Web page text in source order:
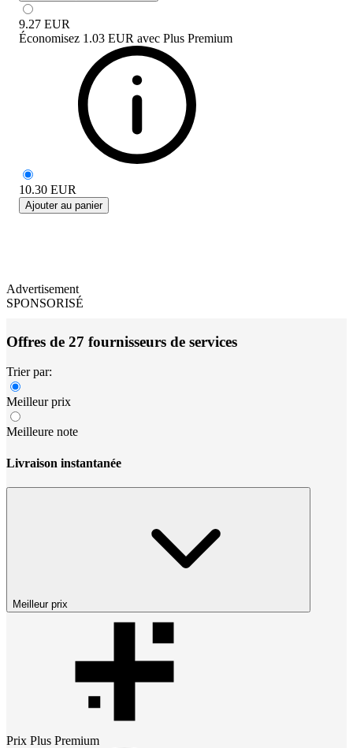
9.27 EUR
Économisez 1.03 EUR avec Plus Premium
10.30 EUR
Ajouter au panier
Advertisement
SPONSORISÉ
Offres de 27 fournisseurs de services
Trier par:
Meilleur prix
Meilleure note
Livraison instantanée
Meilleur prix
Prix Plus Premium